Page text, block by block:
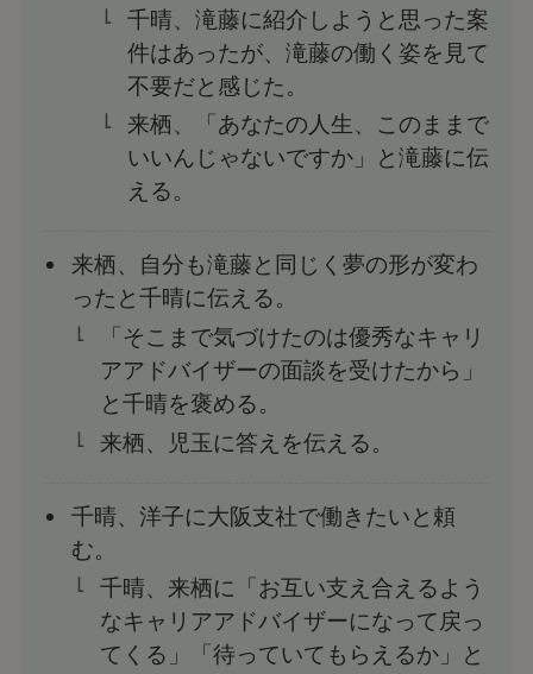
千晴、滝藤に紹介しようと思った案
件はあったが、滝藤の働く姿を見て
不要だと感じた。
来栖、「あなたの人生、このままで
いいんじゃないですか」と滝藤に伝
える。
来栖、自分も滝藤と同じく夢の形が変わ
ったと千晴に伝える。
「そこまで気づけたのは優秀なキャリ
アアドバイザーの面談を受けたから」
と千晴を褒める。
来栖、児玉に答えを伝える。
千晴、洋子に大阪支社で働きたいと頼
む。
千晴、来栖に「お互い支え合えるよう
なキャリアアドバイザーになって戻っ
てくる」「待っていてもらえるか」と